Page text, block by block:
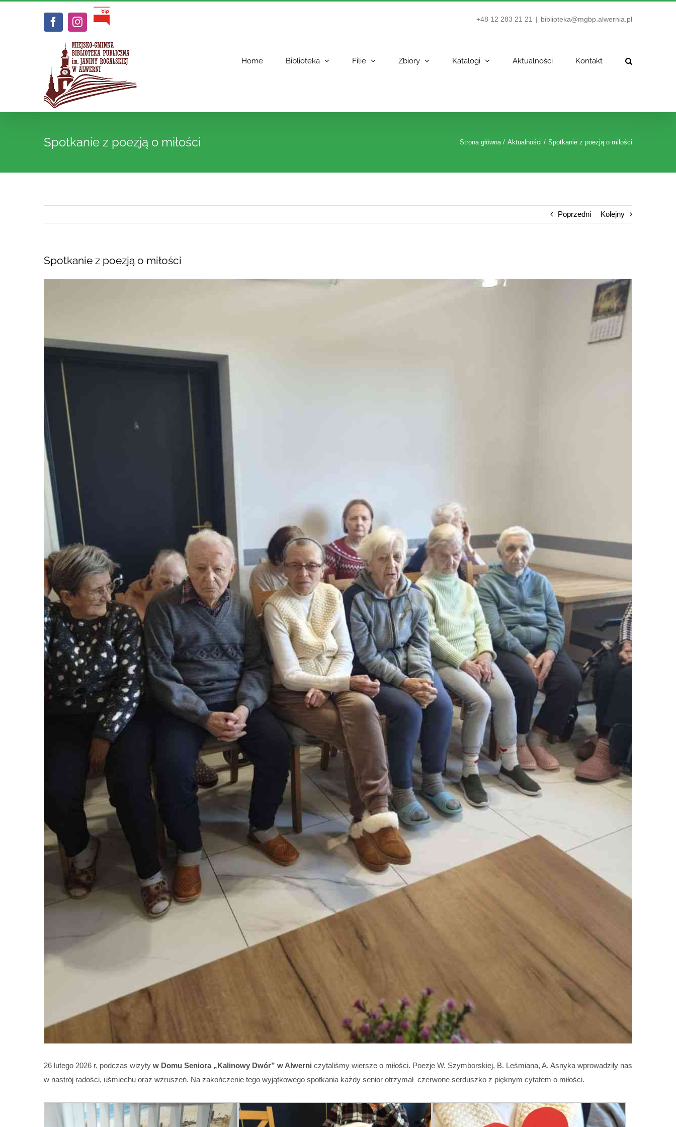
FacebookInstagram
Biuletyn
Publicznej
+48 12 283 21 21 | biblioteka@mgbp.alwernia.pl
Home Biblioteka Filie Zbiory Katalogi Aktualności Kontakt
Spotkanie z poezją o miłości Strona główna Aktualności Spotkanie z poezją o miłości
Poprzedni Kolejny
Spotkanie z poezją o miłości
26 lutego 2026 r. podczas wizyty w Domu Seniora „Kalinowy Dwór” w Alwerni czytaliśmy wiersze o miłości. Poezje W. Szymborskiej, B. Leśmiana, A. Asnyka wprowadziły nas
w nastrój radości, uśmiechu oraz wzruszeń. Na zakończenie tego wyjątkowego spotkania każdy senior otrzymał czerwone serduszko z pięknym cytatem o miłości.